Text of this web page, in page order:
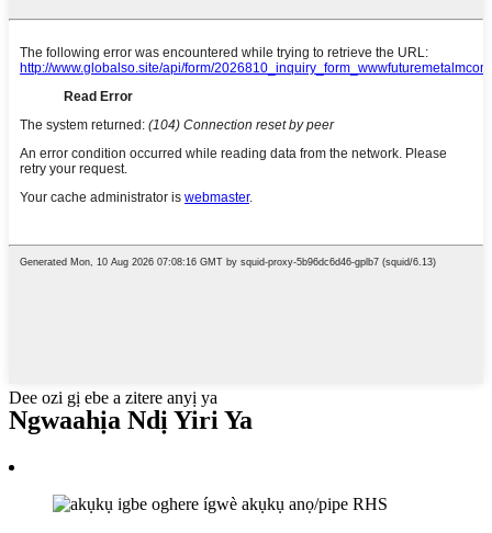
Dee ozi gị ebe a zitere anyị ya
Ngwaahịa Ndị Yiri Ya